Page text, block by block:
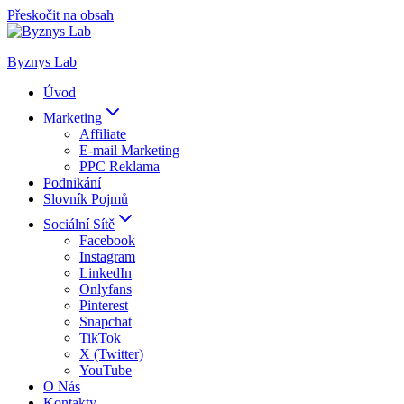
Přeskočit na obsah
Byznys Lab
Úvod
Marketing
Affiliate
E-mail Marketing
PPC Reklama
Podnikání
Slovník Pojmů
Sociální Sítě
Facebook
Instagram
LinkedIn
Onlyfans
Pinterest
Snapchat
TikTok
X (Twitter)
YouTube
O Nás